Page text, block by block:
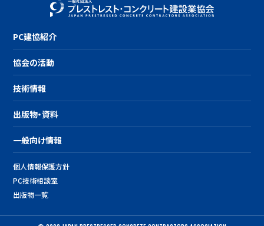
PC建協紹介
協会の活動
技術情報
出版物・資料
一般向け情報
個人情報保護方針
PC技術相談室
出版物一覧